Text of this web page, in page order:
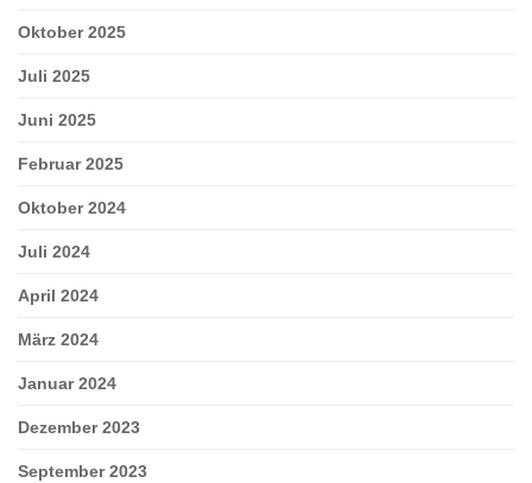
Oktober 2025
Juli 2025
Juni 2025
Februar 2025
Oktober 2024
Juli 2024
April 2024
März 2024
Januar 2024
Dezember 2023
September 2023